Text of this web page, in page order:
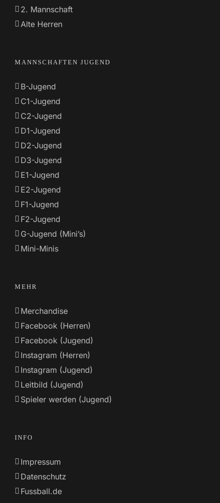
2. Mannschaft
Alte Herren
MANNSCHAFTEN JUGEND
B-Jugend
C1-Jugend
C2-Jugend
D1-Jugend
D2-Jugend
D3-Jugend
E1-Jugend
E2-Jugend
F1-Jugend
F2-Jugend
G-Jugend (Mini’s)
Mini-Minis
MEHR
Merchandise
Facebook (Herren)
Facebook (Jugend)
Instagram (Herren)
Instagram (Jugend)
Leitbild (Jugend)
Spieler werden (Jugend)
INFO
Impressum
Datenschutz
Fussball.de